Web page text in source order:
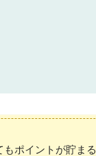
もポイントが貯まる